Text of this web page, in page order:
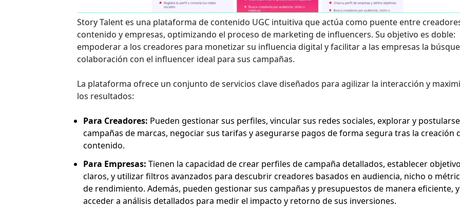
Story Talent es una plataforma de contenido UGC intuitiva que actúa como puente entre
contenido y empresas, optimizando el proceso de marketing de influencers. Su objetivo es doble:
empoderar a los creadores para monetizar su influencia digital y facilitar a las empresas la
colaboración con el influencer ideal para sus campañas.
La plataforma ofrece un conjunto de servicios clave diseñados para agilizar la interacción y
los resultados:
Para Creadores: Pueden gestionar sus perfiles, vincular sus redes sociales, explorar y
campañas de marcas, negociar sus tarifas y asegurarse pagos de forma segura tras la creación
contenido.
Para Empresas: Tienen la capacidad de crear perfiles de campaña detallados, establecer
claros, y utilizar filtros avanzados para descubrir creadores basados en audiencia, nicho o
de rendimiento. Además, pueden gestionar sus campañas y presupuestos de manera eficiente, y
acceder a análisis detallados para medir el impacto y retorno de sus inversiones.